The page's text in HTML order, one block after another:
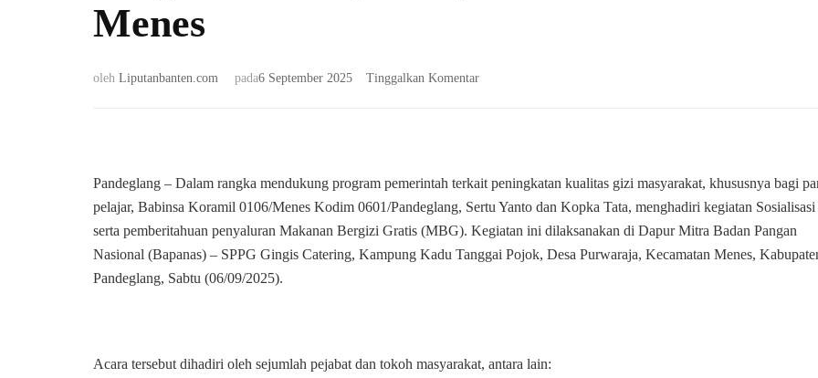
Menes
oleh Liputanbanten.com pada6 September 2025 Tinggalkan Komentarpada
Hadiri
Sosialisasi
dan
Pemberitahuan
di
Pandeglang – Dalam rangka mendukung program pemerintah terkait peningkatan kualitas gizi masyarakat, khususnya bagi
pelajar, Babinsa Koramil 0106/Menes Kodim 0601/Pandeglang, Sertu Yanto dan Kopka Tata, menghadiri kegiatan Sosialisasi
serta pemberitahuan penyaluran Makanan Bergizi Gratis (MBG). Kegiatan ini dilaksanakan di Dapur Mitra Badan Pangan
Nasional (Bapanas) – SPPG Gingis Catering, Kampung Kadu Tanggai Pojok, Desa Purwaraja, Kecamatan Menes,
Pandeglang, Sabtu (06/09/2025).
Acara tersebut dihadiri oleh sejumlah pejabat dan tokoh masyarakat, antara lain: